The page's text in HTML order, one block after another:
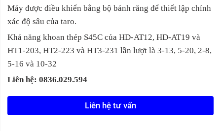
Máy được điều khiển bằng bộ bánh răng để thiết lập chính
xác độ sâu của taro.
Khả năng khoan thép S45C của HD-AT12, HD-AT19 và
HT1-203, HT2-223 và HT3-231 lần lượt là 3-13, 5-20, 2-8,
5-16 và 10-32
Liên hệ: 0836.029.594
Liên hệ tư vấn